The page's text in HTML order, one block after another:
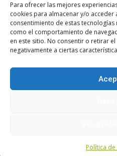
Para ofrecer las mejores
cookies para almacenar y/o
consentimiento de estas
como el comportamiento de
en este sitio. No consentir o retirar
negativamente a ciertas
Política
Calle Daoiz, 12,
Aviso